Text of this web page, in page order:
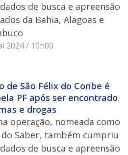
de busca e apreensão
da Bahia, Alagoas e
2024 / 10h00
de São Félix do Coribe é
PF após ser encontrado
e drogas
operação, nomeada como
do Saber, também cumpriu
de busca e apreensão